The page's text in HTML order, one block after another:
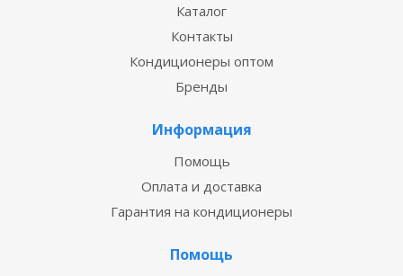
Каталог
Контакты
Кондиционеры оптом
Бренды
Информация
Помощь
Оплата и доставка
Гарантия на кондиционеры
Помощь